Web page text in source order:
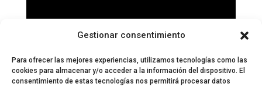
Gestionar consentimiento
Para ofrecer las mejores experiencias, utilizamos tecnologías como las
cookies para almacenar y/o acceder a la información del dispositivo. El
consentimiento de estas tecnologías nos permitirá procesar datos